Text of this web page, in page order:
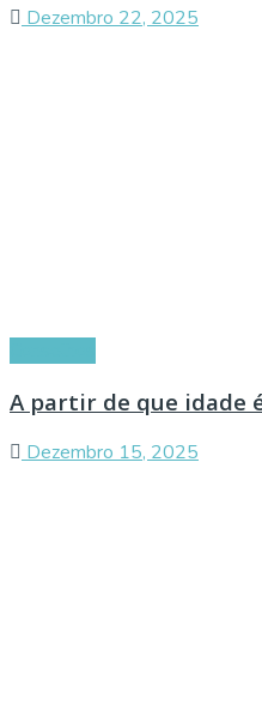
Dezembro 22, 2025
A partir de que idade
Dezembro 15, 2025